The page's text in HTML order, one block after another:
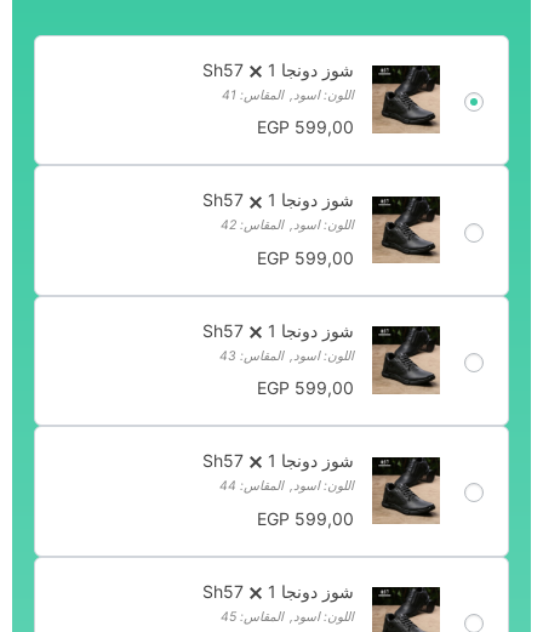
شوز دونجا Sh57 1
اللون: اسود, المقاس: 41
599,00
EGP
شوز دونجا Sh57 1
اللون: اسود, المقاس: 42
599,00
EGP
شوز دونجا Sh57 1
اللون: اسود, المقاس: 43
599,00
EGP
شوز دونجا Sh57 1
اللون: اسود, المقاس: 44
599,00
EGP
شوز دونجا Sh57 1
اللون: اسود, المقاس: 45